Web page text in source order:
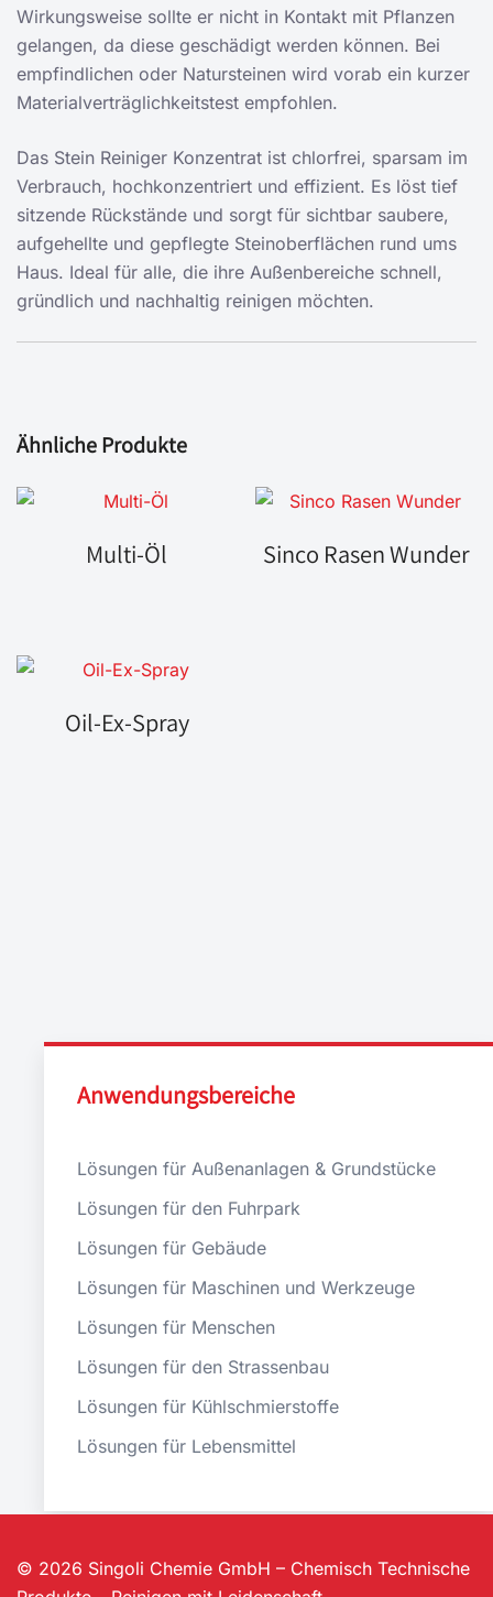
Wirkungsweise sollte er nicht in Kontakt mit Pflanzen
gelangen, da diese geschädigt werden können. Bei
empfindlichen oder Natursteinen wird vorab ein kurzer
Materialverträglichkeitstest empfohlen.
Das Stein Reiniger Konzentrat ist chlorfrei, sparsam im
Verbrauch, hochkonzentriert und effizient. Es löst tief
sitzende Rückstände und sorgt für sichtbar saubere,
aufgehellte und gepflegte Steinoberflächen rund ums
Haus. Ideal für alle, die ihre Außenbereiche schnell,
gründlich und nachhaltig reinigen möchten.
Ähnliche Produkte
Multi-Öl Sinco Rasen Wunder
Oil-Ex-Spray
Anwendungsbereiche
Lösungen für Außenanlagen & Grundstücke
Lösungen für den Fuhrpark
Lösungen für Gebäude
Lösungen für Maschinen und Werkzeuge
Lösungen für Menschen
Lösungen für den Strassenbau
Lösungen für Kühlschmierstoffe
Lösungen für Lebensmittel
© 2026 Singoli Chemie GmbH – Chemisch Technische